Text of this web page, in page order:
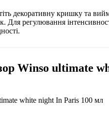
декоративну кришку та
Для регулювання
Winso ultimate
white night In Paris 100 мл